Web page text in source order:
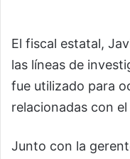
El fiscal estatal,
las líneas de
fue utilizado para
relacionadas con
Junto con la